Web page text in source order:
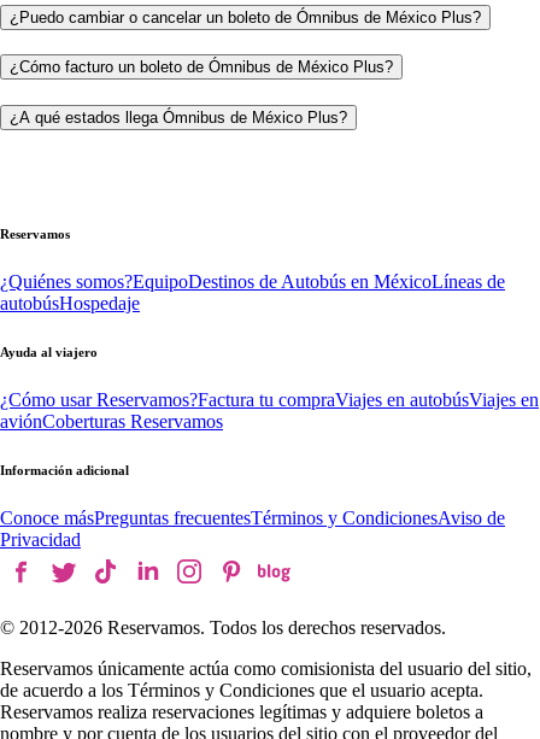
¿Puedo cambiar o cancelar un boleto de Ómnibus de México Plus?
¿Cómo facturo un boleto de Ómnibus de México Plus?
¿A qué estados llega Ómnibus de México Plus?
Reservamos
¿Quiénes somos?EquipoDestinos de Autobús en MéxicoLíneas de
autobúsHospedaje
Ayuda al viajero
¿Cómo usar Reservamos?Factura tu compraViajes en autobúsViajes en
aviónCoberturas Reservamos
Información adicional
Conoce másPreguntas frecuentesTérminos y CondicionesAviso de
Privacidad
© 2012-2026 Reservamos. Todos los derechos reservados.
Reservamos únicamente actúa como comisionista del usuario del sitio,
de acuerdo a los Términos y Condiciones que el usuario acepta.
Reservamos realiza reservaciones legítimas y adquiere boletos a
nombre y por cuenta de los usuarios del sitio con el proveedor del